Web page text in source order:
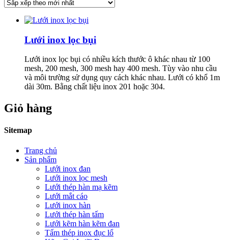
Lưới inox lọc bụi
Lưới inox lọc bụi có nhiều kích thước ô khác nhau từ 100
mesh, 200 mesh, 300 mesh hay 400 mesh. Tùy vào nhu cầu
và môi trường sử dụng quy cách khác nhau. Lưới có khổ 1m
dài 30m. Bằng chất liệu inox 201 hoặc 304.
Giỏ hàng
Sitemap
Trang chủ
Sản phẩm
Lưới inox đan
Lưới inox lọc mesh
Lưới thép hàn mạ kẽm
Lưới mắt cáo
Lưới inox hàn
Lưới thép hàn tấm
Lưới kẽm hàn kẽm đan
Tấm thép inox đục lổ